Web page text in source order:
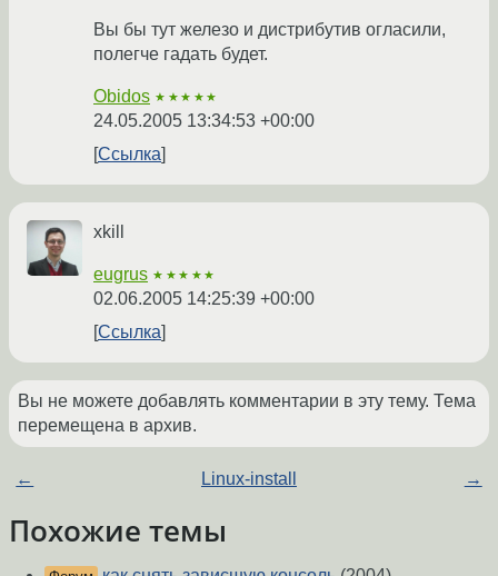
Вы бы тут железо и дистрибутив огласили,
полегче гадать будет.
Obidos ★★★★★
24.05.2005 13:34:53 +00:00
Ссылка
xkill
eugrus ★★★★★
02.06.2005 14:25:39 +00:00
Ссылка
Вы не можете добавлять комментарии в эту тему. Тема
перемещена в архив.
← Linux-install →
Похожие темы